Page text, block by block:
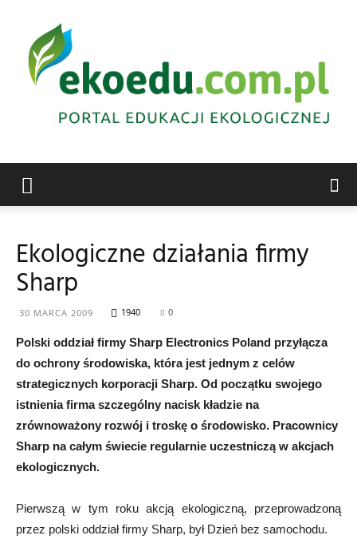
Abrys
Ekologiczne działania firmy
Sharp
30 MARCA 2009 1940 0
Polski oddział firmy Sharp Electronics Poland przyłącza
do ochrony środowiska, która jest jednym z celów
strategicznych korporacji Sharp. Od początku swojego
istnienia firma szczególny nacisk kładzie na
zrównoważony rozwój i troskę o środowisko. Pracownicy
Sharp na całym świecie regularnie uczestniczą w akcjach
ekologicznych.
Pierwszą w tym roku akcją ekologiczną, przeprowadzoną
przez polski oddział firmy Sharp, był Dzień bez samochodu.